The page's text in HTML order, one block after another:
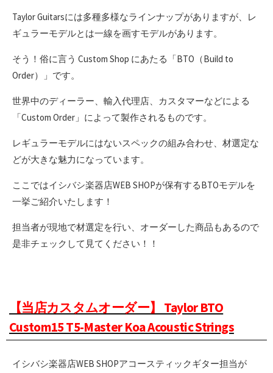
Taylor Guitarsには多種多様なラインナップがありますが、レ
ギュラーモデルとは一線を画すモデルがあります。
そう！俗に言う Custom Shop にあたる「BTO（Build to
Order）」です。
世界中のディーラー、輸入代理店、カスタマーなどによる
「Custom Order」によって製作されるものです。
レギュラーモデルにはないスペックの組み合わせ、材選定な
どが大きな魅力になっています。
ここではイシバシ楽器店WEB SHOPが保有するBTOモデルを
一挙ご紹介いたします！
担当者が現地で材選定を行い、オーダーした商品もあるので
是非チェックして見てください！！
【当店カスタムオーダー】 Taylor BTO
Custom15 T5-Master Koa Acoustic Strings
イシバシ楽器店WEB SHOPアコースティックギター担当が